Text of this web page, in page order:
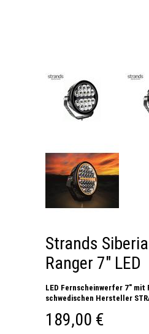
Strands
Ranger 7" LED
LED Fernscheinwerfer 7"
schwedischen Hersteller
189,00 €